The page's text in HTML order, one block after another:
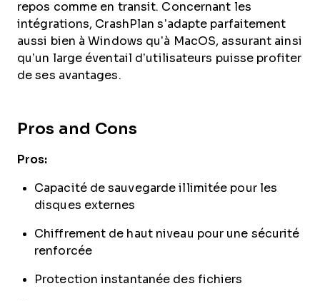
repos comme en transit. Concernant les
intégrations, CrashPlan s’adapte parfaitement
aussi bien à Windows qu’à MacOS, assurant ainsi
qu’un large éventail d’utilisateurs puisse profiter
de ses avantages.
Pros and Cons
Pros:
Capacité de sauvegarde illimitée pour les
disques externes
Chiffrement de haut niveau pour une sécurité
renforcée
Protection instantanée des fichiers